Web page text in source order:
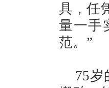
具，任
量一手
范。”
75岁